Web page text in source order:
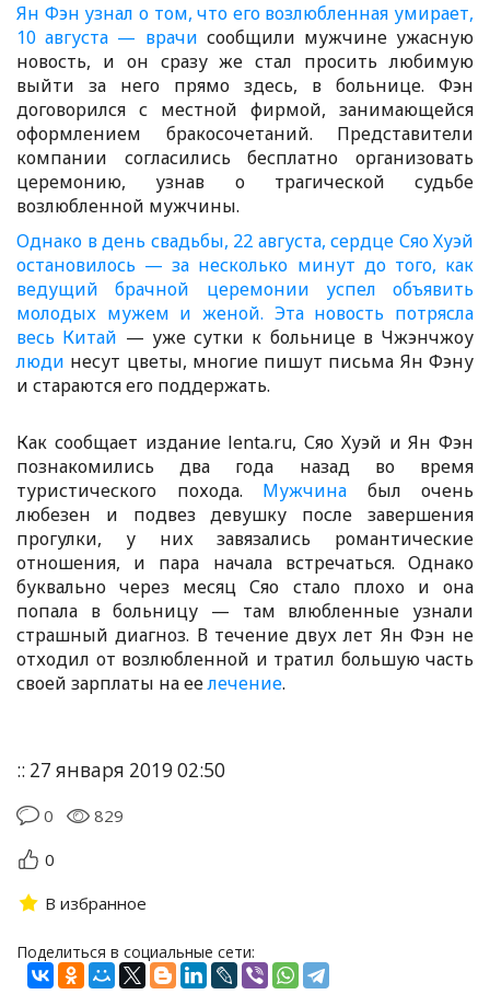
Ян Фэн узнал о том, что его возлюбленная умирает,
10 августа — врачи сообщили мужчине ужасную
новость, и он сразу же стал просить любимую
выйти за него прямо здесь, в больнице. Фэн
договорился с местной фирмой, занимающейся
оформлением бракосочетаний. Представители
компании согласились бесплатно организовать
церемонию, узнав о трагической судьбе
возлюбленной мужчины.
Однако в день свадьбы, 22 августа, сердце Сяо Хуэй
остановилось — за несколько минут до того, как
ведущий брачной церемонии успел объявить
молодых мужем и женой. Эта новость потрясла
весь Китай — уже сутки к больнице в Чжэнчжоу
люди несут цветы, многие пишут письма Ян Фэну
и стараются его поддержать.
Как сообщает издание lenta.ru, Сяо Хуэй и Ян Фэн
познакомились два года назад во время
туристического похода. Мужчина был очень
любезен и подвез девушку после завершения
прогулки, у них завязались романтические
отношения, и пара начала встречаться. Однако
буквально через месяц Сяо стало плохо и она
попала в больницу — там влюбленные узнали
страшный диагноз. В течение двух лет Ян Фэн не
отходил от возлюбленной и тратил большую часть
своей зарплаты на еелечение.
:: 27 января 2019 02:50
0
829
0
В избранное
Поделиться в социальные сети: